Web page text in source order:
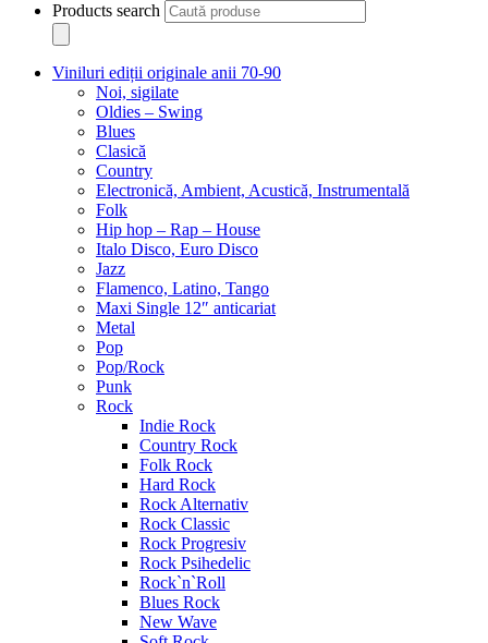
Products search
Viniluri ediții originale anii 70-90
Noi, sigilate
Oldies – Swing
Blues
Clasică
Country
Electronică, Ambient, Acustică, Instrumentală
Folk
Hip hop – Rap – House
Italo Disco, Euro Disco
Jazz
Flamenco, Latino, Tango
Maxi Single 12″ anticariat
Metal
Pop
Pop/Rock
Punk
Rock
Indie Rock
Country Rock
Folk Rock
Hard Rock
Rock Alternativ
Rock Classic
Rock Progresiv
Rock Psihedelic
Rock`n`Roll
Blues Rock
New Wave